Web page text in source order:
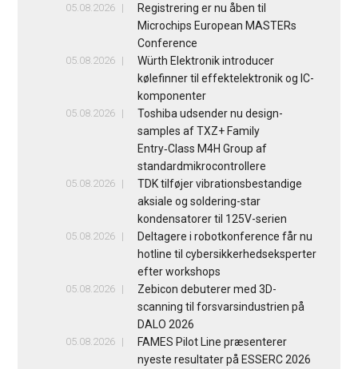
05.08.2026
Registrering er nu åben til
Microchips European MASTERs
Conference
05.08.2026
Würth Elektronik introducer
kølefinner til effektelektronik og IC-
komponenter
05.08.2026
Toshiba udsender nu design-
samples af TXZ+ Family
Entry‑Class M4H Group af
standardmikrocontrollere
05.08.2026
TDK tilføjer vibrationsbestandige
aksiale og soldering-star
kondensatorer til 125V-serien
05.08.2026
Deltagere i robotkonference får nu
hotline til cybersikkerhedseksperter
efter workshops
05.08.2026
Zebicon debuterer med 3D-
scanning til forsvarsindustrien på
DALO 2026
05.08.2026
FAMES Pilot Line præsenterer
nyeste resultater på ESSERC 2026